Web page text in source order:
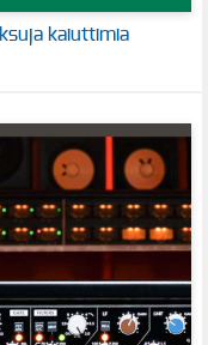
kaiuttimia